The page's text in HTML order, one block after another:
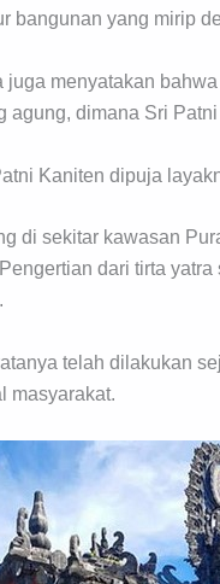
bangunan yang mirip
juga menyatakan
agung, dimana Sri
Kaniten dipuja
di sekitar kawasan
dari tirta
telah dilakukan
masyarakat.